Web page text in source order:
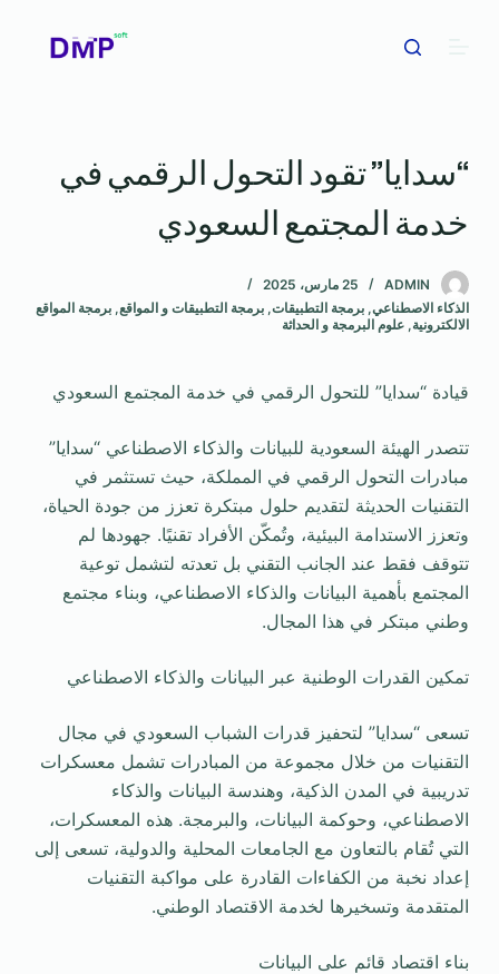
“سدايا” تقود التحول الرقمي في
خدمة المجتمع السعودي
ADMIN
25 مارس، 2025
الذكاء الاصطناعي, برمجة التطبيقات, برمجة التطبيقات و المواقع, برمجة المواقع
الالكترونية, علوم البرمجة و الحداثة
قيادة “سدايا” للتحول الرقمي في خدمة المجتمع السعودي
تتصدر الهيئة السعودية للبيانات والذكاء الاصطناعي “سدايا”
مبادرات التحول الرقمي في المملكة، حيث تستثمر في
التقنيات الحديثة لتقديم حلول مبتكرة تعزز من جودة الحياة،
وتعزز الاستدامة البيئية، وتُمكّن الأفراد تقنيًا. جهودها لم
تتوقف فقط عند الجانب التقني بل تعدته لتشمل توعية
المجتمع بأهمية البيانات والذكاء الاصطناعي، وبناء مجتمع
وطني مبتكر في هذا المجال.
تمكين القدرات الوطنية عبر البيانات والذكاء الاصطناعي
تسعى “سدايا” لتحفيز قدرات الشباب السعودي في مجال
التقنيات من خلال مجموعة من المبادرات تشمل معسكرات
تدريبية في المدن الذكية، وهندسة البيانات والذكاء
الاصطناعي، وحوكمة البيانات، والبرمجة. هذه المعسكرات،
التي تُقام بالتعاون مع الجامعات المحلية والدولية، تسعى إلى
إعداد نخبة من الكفاءات القادرة على مواكبة التقنيات
المتقدمة وتسخيرها لخدمة الاقتصاد الوطني.
بناء اقتصاد قائم على البيانات